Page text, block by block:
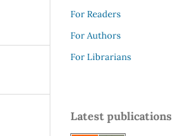
For Readers
For Authors
For Librarians
Latest publications